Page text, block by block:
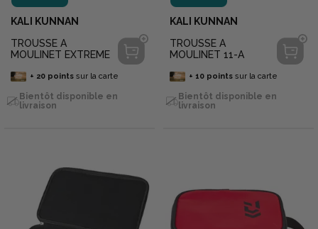
KALI KUNNAN
TROUSSE A
MOULINET EXTREME
+ 20pointssur la carte
Bientôt disponible en
livraison
KALI KUNNAN
TROUSSE A
MOULINET 11-A
+ 10pointssur la carte
Bientôt disponible en
livraison